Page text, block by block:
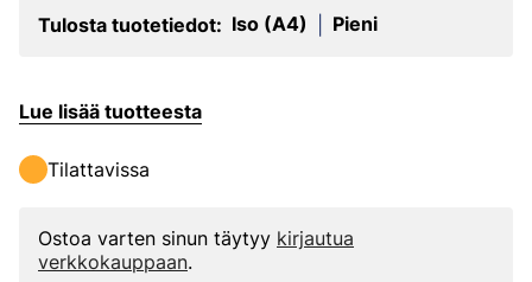
Tulosta tuotetiedot: Iso (A4) Pieni
Lue lisää tuotteesta
Tilattavissa
Ostoa varten sinun täytyy kirjautua
verkkokauppaan.